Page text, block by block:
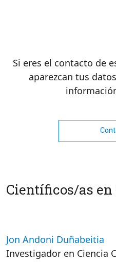
Si eres el contacto de
aparezcan tus
Científicos/as en
Jon Andoni Duñabeitia
Investigador en Ciencia